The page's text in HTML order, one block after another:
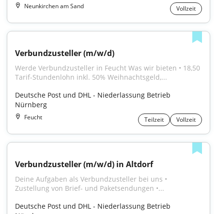
Neunkirchen am Sand Vollzeit
Verbundzusteller (m/w/d)
Werde Verbundzusteller in Feucht Was wir bieten • 18,50
Tarif-Stundenlohn inkl. 50% Weihnachtsgeld,...
Deutsche Post und DHL - Niederlassung Betrieb
Nürnberg
Feucht Teilzeit Vollzeit
Verbundzusteller (m/w/d) in Altdorf
Deine Aufgaben als Verbundzusteller bei uns •
Zustellung von Brief- und Paketsendungen •...
Deutsche Post und DHL - Niederlassung Betrieb